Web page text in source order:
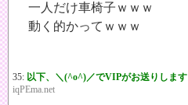
一人だけ車椅子ｗｗｗ
動く的かってｗｗｗ
35: 以下、＼(^o^)／でVIPがお送りします
iqPEma.net